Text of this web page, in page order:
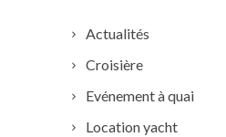
Actualités
Croisière
Evénement à quai
Location yacht